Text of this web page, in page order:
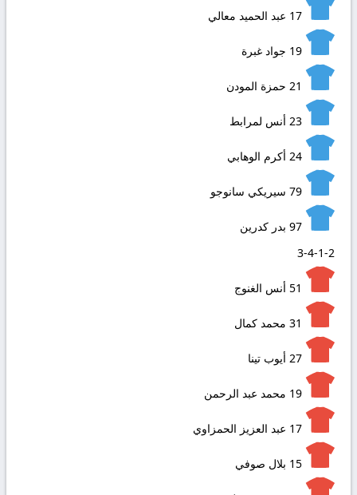
17 عبد الحميد معالي
19 جواد غبرة
21 حمزة المودن
23 أنس لمرابط
24 أكرم الوهابي
79 سيريكي سانوجو
97 بدر كدرين
3-4-1-2
51 أنس الغنوج
31 محمد كمال
27 أيوب تينا
19 محمد عبد الرحمن
17 عبد العزيز الحمزاوي
15 بلال صوفي